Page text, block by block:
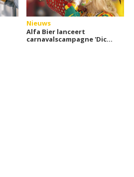
Nieuws
Alfa Bier lanceert
carnavalscampagne 'Dich